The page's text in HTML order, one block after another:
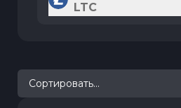
LTC
Сортировать...